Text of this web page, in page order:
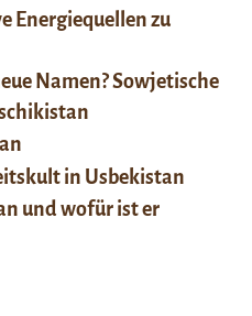
Energiequellen zu
Namen? Sowjetische
in Usbekistan
und wofür ist er